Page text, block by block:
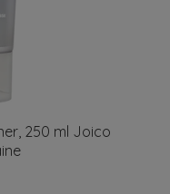
250 ml Joico